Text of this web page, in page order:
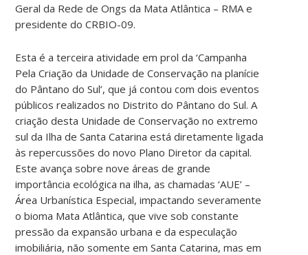
Geral da Rede de Ongs da Mata Atlântica – RMA e
presidente do CRBIO-09.
Esta é a terceira atividade em prol da ‘Campanha
Pela Criação da Unidade de Conservação na planície
do Pântano do Sul’, que já contou com dois eventos
públicos realizados no Distrito do Pântano do Sul. A
criação desta Unidade de Conservação no extremo
sul da Ilha de Santa Catarina está diretamente ligada
às repercussões do novo Plano Diretor da capital.
Este avança sobre nove áreas de grande
importância ecológica na ilha, as chamadas ‘AUE’ –
Área Urbanística Especial, impactando severamente
o bioma Mata Atlântica, que vive sob constante
pressão da expansão urbana e da especulação
imobiliária, não somente em Santa Catarina, mas em